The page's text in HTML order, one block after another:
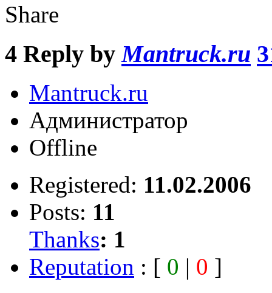
Share
4 Reply byMantruck.ru
Mantruck.ru
Администратор
Offline
Registered: 11.02.2006
Posts: 11
Thanks: 1
Reputation : [ 0 | 0 ]